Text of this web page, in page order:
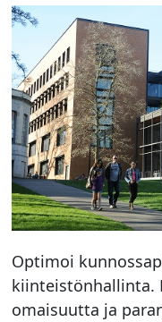
Optimoi
kiinteistönhallinta.
omaisuutta ja